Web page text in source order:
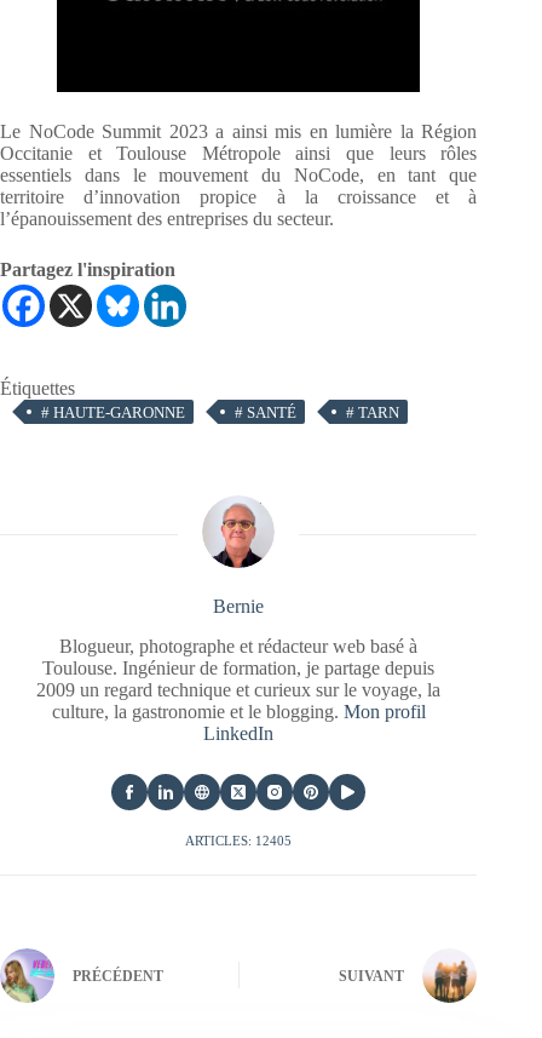
Le NoCode Summit 2023 a ainsi mis en lumière la Région
Occitanie et Toulouse Métropole ainsi que leurs rôles
essentiels dans le mouvement du NoCode, en tant que
territoire d’innovation propice à la croissance et à
l’épanouissement des entreprises du secteur.
Partagez l'inspiration
Étiquettes
# HAUTE-GARONNE # SANTÉ # TARN
Bernie
Blogueur, photographe et rédacteur web basé à
Toulouse. Ingénieur de formation, je partage depuis
2009 un regard technique et curieux sur le voyage, la
culture, la gastronomie et le blogging. Mon profil
LinkedIn
ARTICLES: 12405
PRÉCÉDENT SUIVANT